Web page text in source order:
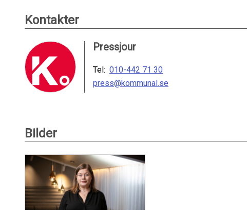
Kontakter
Pressjour
Tel: 010-442 71 30
press@kommunal.se
Bilder